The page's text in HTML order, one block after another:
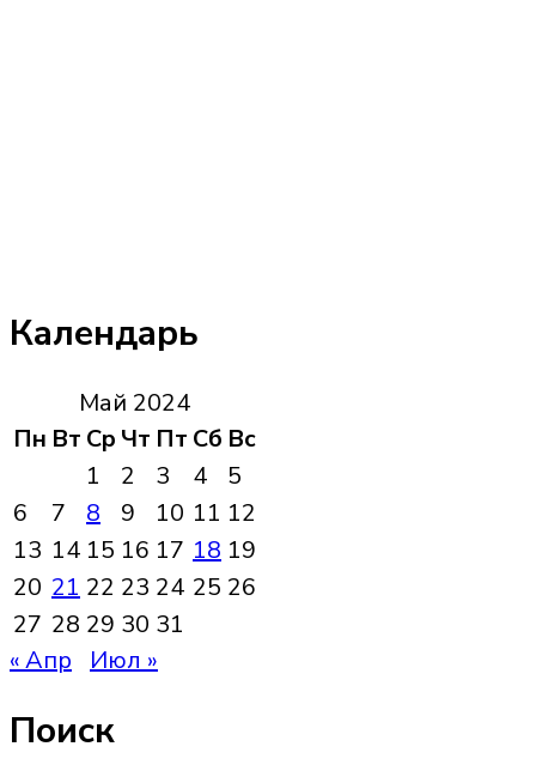
Календарь
Май 2024
Пн Вт Ср Чт Пт Сб Вс
1
2 3 4
5
6
7 8 9 10 11 12
13 14 15 16 17 18 19
20 21 22 23 24 25 26
27 28 29 30 31
« Апр
Июл »
Поиск